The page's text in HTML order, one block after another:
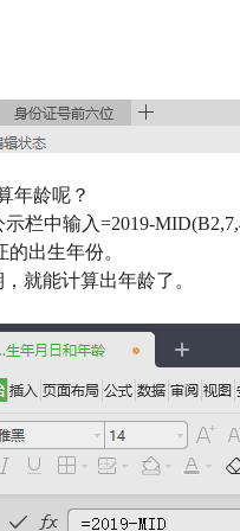
年龄呢？
栏中输入=2019-
出生年份。
就能计算出年龄了。